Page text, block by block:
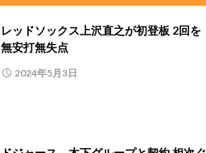
レッドソックス上沢直之が初登板 2回を
無安打無失点
2024年5月3日